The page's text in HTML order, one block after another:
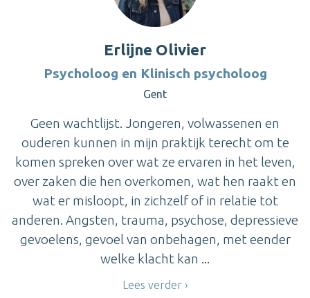
Erlijne Olivier
Psycholoog en Klinisch psycholoog
Gent
Geen wachtlijst. Jongeren, volwassenen en
ouderen kunnen in mijn praktijk terecht om te
komen spreken over wat ze ervaren in het leven,
over zaken die hen overkomen, wat hen raakt en
wat er misloopt, in zichzelf of in relatie tot
anderen. Angsten, trauma, psychose, depressieve
gevoelens, gevoel van onbehagen, met eender
welke klacht kan ...
Lees verder